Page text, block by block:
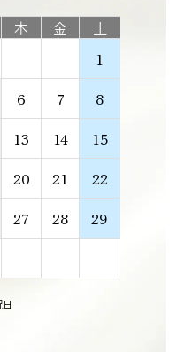
木 金
土
1
6 7
8
13 14
15
20 21
22
27 28
29